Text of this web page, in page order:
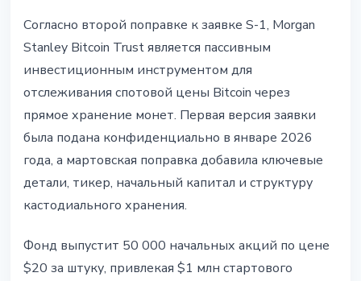
Согласно второй поправке к заявке S-1, Morgan
Stanley Bitcoin Trust является пассивным
инвестиционным инструментом для
отслеживания спотовой цены Bitcoin через
прямое хранение монет. Первая версия заявки
была подана конфиденциально в январе 2026
года, а мартовская поправка добавила ключевые
детали, тикер, начальный капитал и структуру
кастодиального хранения.
Фонд выпустит 50 000 начальных акций по цене
$20 за штуку, привлекая $1 млн стартового